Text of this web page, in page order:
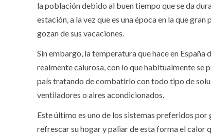
la población debido al buen tiempo que se da
estación, a la vez que es una época en la que
gozan de sus vacaciones.
Sin embargo, la temperatura que hace en España
realmente calurosa, con lo que habitualmente se
país tratando de combatirlo con todo tipo de
ventiladores o aires acondicionados.
Este último es uno de los sistemas preferidos
refrescar su hogar y paliar de esta forma el calor